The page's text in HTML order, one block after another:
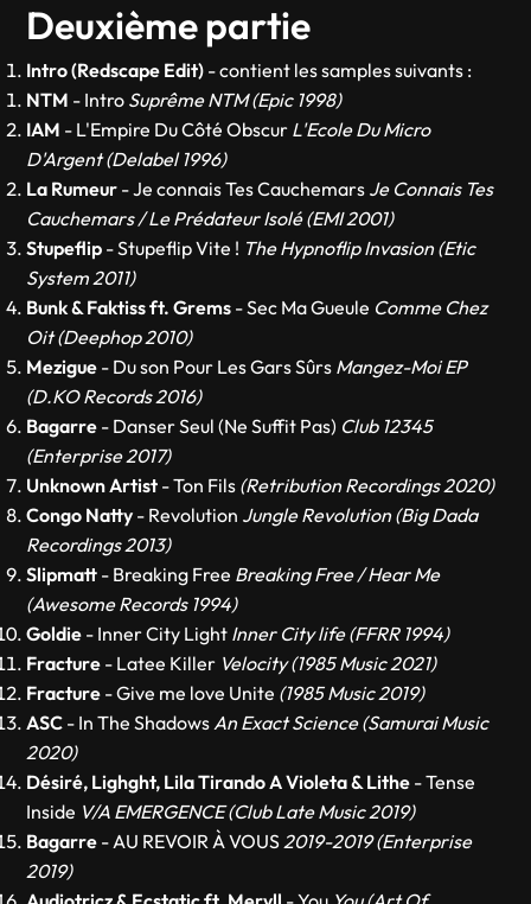
Deuxième partie
Intro (Redscape Edit) - contient les samples suivants :
NTM - Intro Suprême NTM (Epic 1998)
IAM - L'Empire Du Côté Obscur L'Ecole Du Micro
D'Argent (Delabel 1996)
La Rumeur - Je connais Tes Cauchemars Je Connais Tes
Cauchemars / Le Prédateur Isolé (EMI 2001)
Stupeflip - Stupeflip Vite ! The Hypnoflip Invasion (Etic
System 2011)
Bunk & Faktiss ft. Grems - Sec Ma Gueule Comme Chez
Oit (Deephop 2010)
Mezigue - Du son Pour Les Gars Sûrs Mangez-Moi EP
(D.KO Records 2016)
Bagarre - Danser Seul (Ne Suffit Pas) Club 12345
(Enterprise 2017)
Unknown Artist - Ton Fils (Retribution Recordings 2020)
Congo Natty - Revolution Jungle Revolution (Big Dada
Recordings 2013)
Slipmatt - Breaking Free Breaking Free / Hear Me
(Awesome Records 1994)
Goldie - Inner City Light Inner City life (FFRR 1994)
Fracture - Latee Killer Velocity (1985 Music 2021)
Fracture - Give me love Unite (1985 Music 2019)
ASC - In The ShadowsAn Exact Science (Samurai Music
2020)
Désiré, Lighght, Lila Tirando A Violeta & Lithe - Tense
Inside V/A EMERGENCE (Club Late Music 2019)
Bagarre - AU REVOIR À VOUS2019-2019 (Enterprise
2019)